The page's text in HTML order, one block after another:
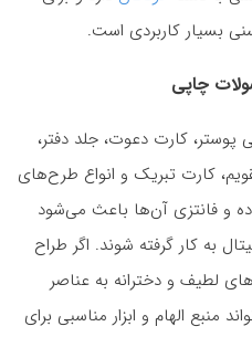
بسیار کاربردی است.
چاپی
کارت دعوت، جلد دفتر،
کارت تبریک و انواع طرح‌های
و فانتزی آن‌ها باعث می‌شود
به کار گرفته شوند. اگر طراح
لطیف و دخترانه به عناصر
منبع الهام و ابزار مناسبی برای